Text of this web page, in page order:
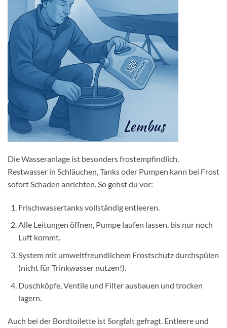
Die Wasseranlage ist besonders frostempfindlich.
Restwasser in Schläuchen, Tanks oder Pumpen kann bei Frost
sofort Schaden anrichten. So gehst du vor:
Frischwassertanks vollständig entleeren.
Alle Leitungen öffnen, Pumpe laufen lassen, bis nur noch
Luft kommt.
System mit umweltfreundlichem Frostschutz durchspülen
(nicht für Trinkwasser nutzen!).
Duschköpfe, Ventile und Filter ausbauen und trocken
lagern.
Auch bei der Bordtoilette ist Sorgfalt gefragt. Entleere und